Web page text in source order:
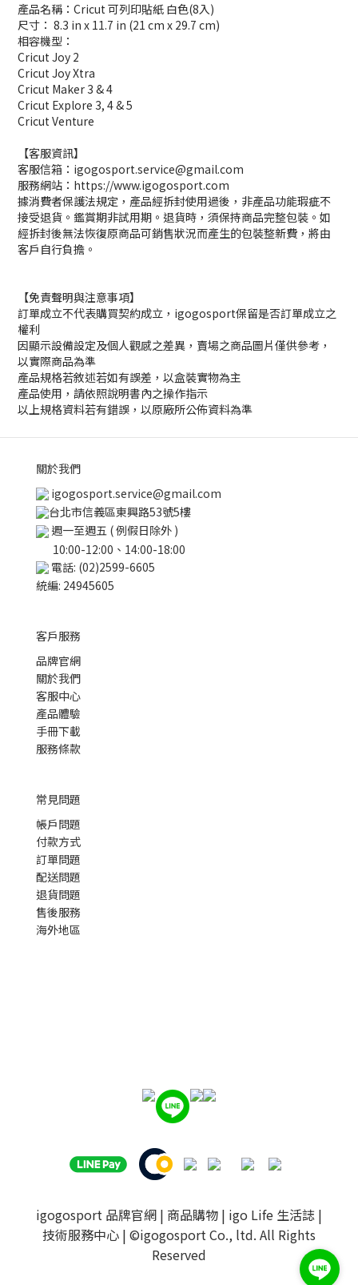
產品名稱：Cricut 可列印貼紙 白色(8入)
尺寸： 8.3 in x 11.7 in (21 cm x 29.7 cm)
相容機型：
Cricut Joy 2
Cricut Joy Xtra
Cricut Maker 3 & 4
Cricut Explore 3, 4 & 5
Cricut Venture
【客服資訊】
客服信箱：igogosport.service@gmail.com
服務網站：https://www.igogosport.com
據消費者保護法規定，產品經拆封使用過後，非產品功能瑕疵不
接受退貨。鑑賞期非試用期。退貨時，須保持商品完整包裝。如
經拆封後無法恢復原商品可銷售狀況而產生的包裝整新費，將由
客戶自行負擔。
【免責聲明與注意事項】
訂單成立不代表購買契約成立，igogosport保留是否訂單成立之
權利
因顯示設備設定及個人觀感之差異，賣場之商品圖片僅供參考，
以實際商品為準
產品規格若敘述若如有誤差，以盒裝實物為主
產品使用，請依照說明書內之操作指示
以上規格資料若有錯誤，以原廠所公佈資料為準
關於我們
igogosport.service@gmail.com
台北市信義區東興路53號5樓
週一至週五 ( 例假日除外 )
10:00-12:00、14:00-18:00
電話: (02)2599-6605
統編: 24945605
客戶服務
品牌官網
關於我們
客服中心
產品體驗
手冊下載
服務條款
常見問題
帳戶問題
付款方式
訂單問題
配送問題
退貨問題
售後服務
海外地區
igogosport 品牌官網 | 商品購物 | igo Life 生活誌 |
技術服務中心 | ©igogosport Co., ltd. All Rights
Reserved